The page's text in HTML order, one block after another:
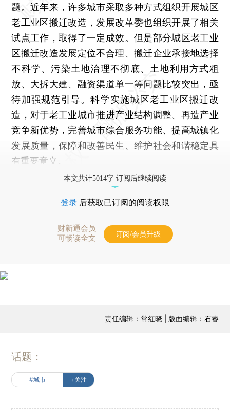
题。近年来，许多城市采取多种方式组织开展城区
老工业区搬迁改造，发展改革委也组织开展了相关
试点工作，取得了一定成效。但是部分城区老工业
区搬迁改造发展定位不合理、搬迁企业承接地选择
不科学、污染土地治理不彻底、土地利用方式粗
放、大拆大建、融资渠道单一等问题比较突出，亟
待加强规范引导。科学实施城区老工业区搬迁改
造，对于老工业城市推进产业结构调整、再造产业
竞争新优势，完善城市综合服务功能、提高城镇化
发展质量，保障和改善民生、维护社会和谐稳定具
有重要意义。
本文共计5014字 订阅后继续阅读
登录 后获取已订阅的阅读权限
财新通会员
可畅读全文
订阅/会员升级
责任编辑：常红晓 | 版面编辑：石睿
话题：
#城市 +关注